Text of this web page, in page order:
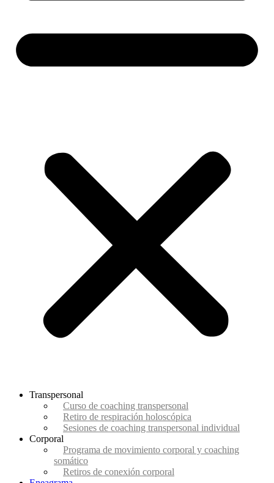
Transpersonal
Curso de coaching transpersonal
Retiro de respiración holoscópica
Sesiones de coaching transpersonal individual
Corporal
Programa de movimiento corporal y coaching
somático
Retiros de conexión corporal